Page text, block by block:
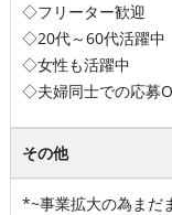
◇フリーター歓迎
◇20代～60代活躍中
◇女性も活躍中
◇夫婦同士での応募
その他
*~事業拡大の為まだ